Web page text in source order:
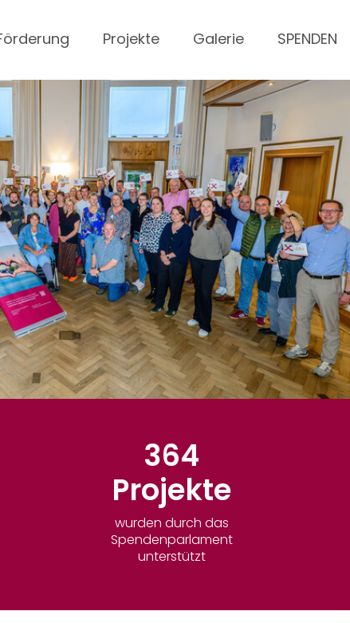
Projekte Galerie SPENDEN
364
Projekte
wurden durch das
Spendenparlament
unterstützt